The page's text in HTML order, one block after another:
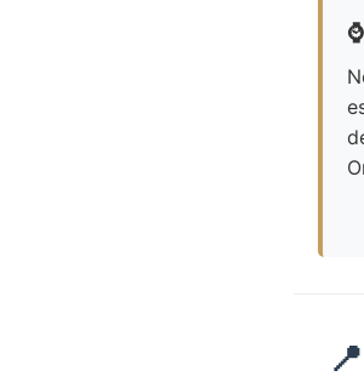
⌚